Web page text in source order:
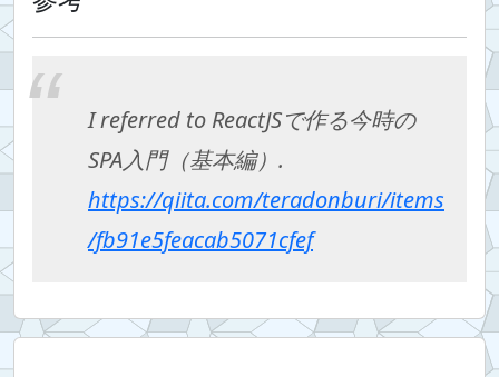
I referred to ReactJSで作る今時の
SPA入門（基本編）.
https://qiita.com/teradonburi/items
/fb91e5feacab5071cfef